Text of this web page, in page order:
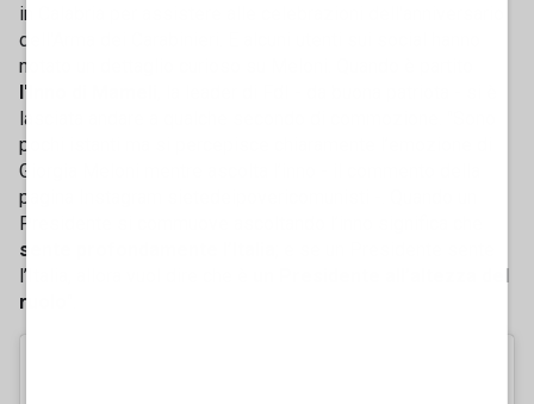
in Calabria per assistere alle celebrazioni dell'anniversario
dell'Arma dei Carabinieri. E alcuni utenti sui social hanno
notato un dettaglio curioso su Meloni. Quando è partito
l'Inno di Mameli
lasciata andare a qualche secondo di commozione. "Sono
pochi istanti ma si percepisce chiaramente l’emozione di
Giorgia Meloni mentre ascolta l’inno - il commento della
pagina Instagram sietedeipovericomunisti -. Quando un
Presidente si commuove ascoltando l’inno significa che
sente profondamente l’Italia
l’Italia, allora vuol dire che è
un Presidente all’altezza del
ruolo